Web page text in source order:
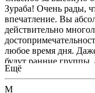
Зураба! Очень рады,
впечатление. Вы
действительно
любое время дня.
будут ранние
заполнены. К
плотного трафика и
Ещё
М